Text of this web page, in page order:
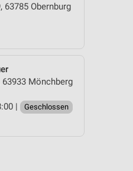
63785 Obernburg
Mönchberg
|
Geschlossen